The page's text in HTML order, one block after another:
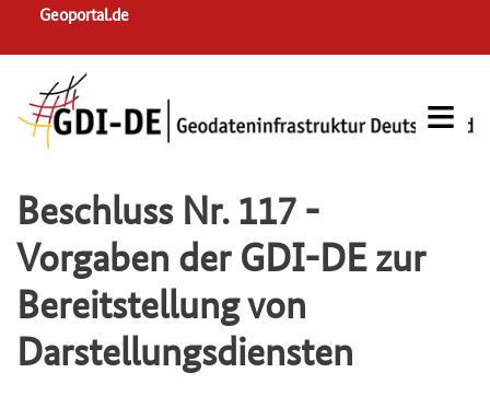
navigation
Geoportal.de
Beschluss Nr. 117 -
Vorgaben der GDI-DE zur
Bereitstellung von
Darstellungsdiensten